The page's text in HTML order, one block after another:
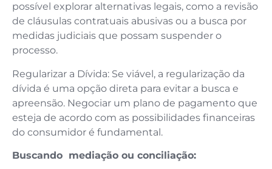
possível explorar alternativas legais, como a revisão
de cláusulas contratuais abusivas ou a busca por
medidas judiciais que possam suspender o
processo.
Regularizar a Dívida: Se viável, a regularização da
dívida é uma opção direta para evitar a busca e
apreensão. Negociar um plano de pagamento que
esteja de acordo com as possibilidades financeiras
do consumidor é fundamental.
Buscando mediação ou conciliação: